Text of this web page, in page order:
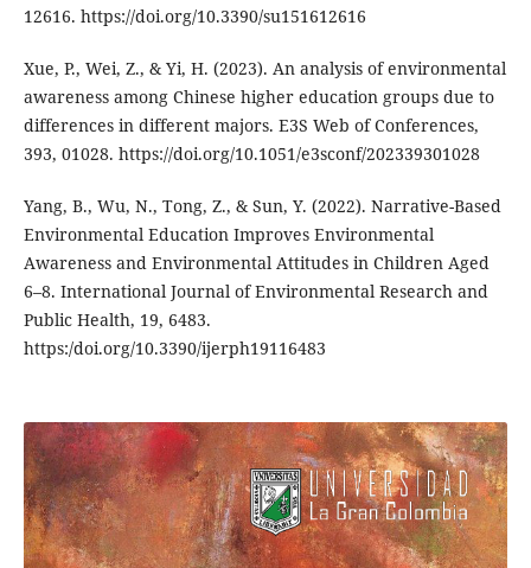
12616. https://doi.org/10.3390/su151612616
Xue, P., Wei, Z., & Yi, H. (2023). An analysis of environmental
awareness among Chinese higher education groups due to
differences in different majors. E3S Web of Conferences,
393, 01028. https://doi.org/10.1051/e3sconf/202339301028
Yang, B., Wu, N., Tong, Z., & Sun, Y. (2022). Narrative-Based
Environmental Education Improves Environmental
Awareness and Environmental Attitudes in Children Aged
6–8. International Journal of Environmental Research and
Public Health, 19, 6483.
https:/doi.org/10.3390/ijerph19116483